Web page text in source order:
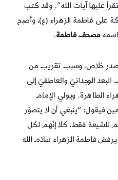
عليها آيات الله”. وقد كتب
على فاطمة الزهراء (ع)، وأصبح
اسمهمصحف فاطمة.
خلاص، وسبب تقريب من
الوجدانيّ والعاطفيّ إلى
الطاهرة. ويولي الإمام
فيقول: “ينبغي أن لا يتصوّر
للشيعة فقط، كلا إنّهم لكل
فاطمة الزهراء سلام الله